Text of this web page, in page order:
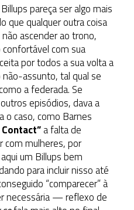
pareça ser algo mais
que qualquer outra coisa
ascender ao trono,
com sua
por todos a sua volta a
assunto, tal qual se
a federada. Se
episódios, dava a
o caso, como Barnes
a falta de
com mulheres, por
um Billups bem
para incluir nisso até
“comparecer” à
necessária — reflexo de